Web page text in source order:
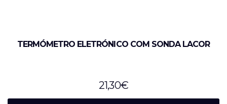
TERMÓMETRO ELETRÓNICO COM SONDA LACOR
21,30€